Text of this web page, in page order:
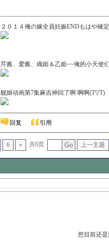
２０１４俺の嫁全員妊娠ENDもはや確
芹酱、爱酱、織姫＆乙姫~~俺的小天使
舰娘动画第7集麻吉神回了啊 啊啊
回复 引用
6 » 共6页 Go 上一主题
您目前还